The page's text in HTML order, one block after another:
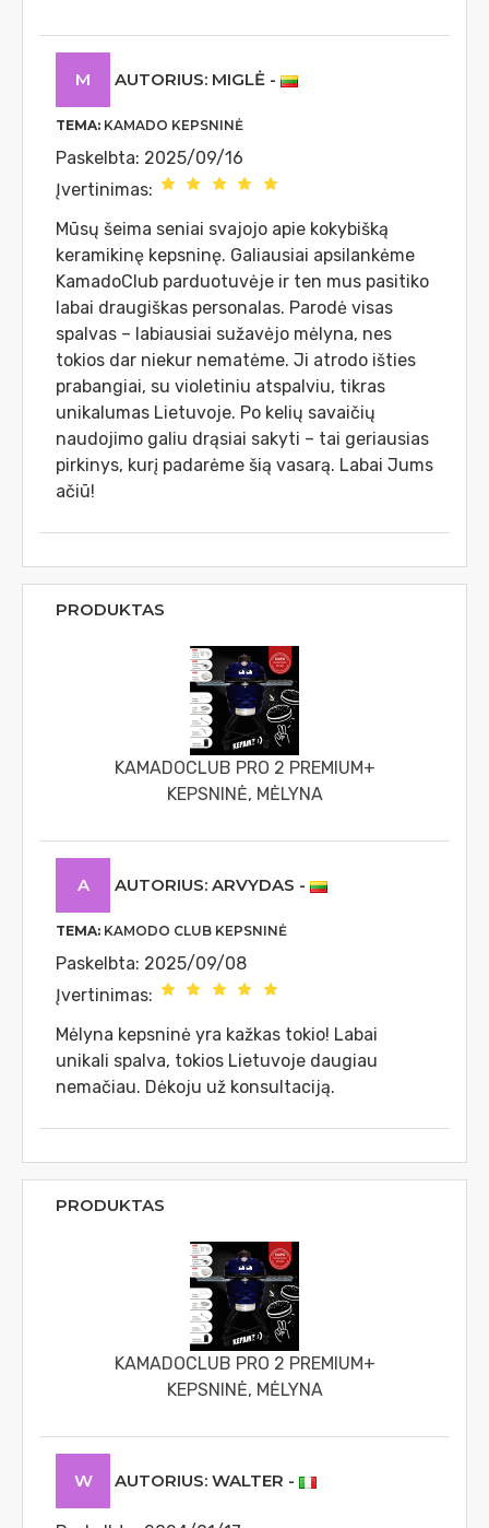
M AUTORIUS: MIGLĖ -
TEMA: KAMADO KEPSNINĖ
Paskelbta: 2025/09/16
Įvertinimas:
Mūsų šeima seniai svajojo apie kokybišką
keramikinę kepsninę. Galiausiai apsilankėme
KamadoClub parduotuvėje ir ten mus pasitiko
labai draugiškas personalas. Parodė visas
spalvas – labiausiai sužavėjo mėlyna, nes
tokios dar niekur nematėme. Ji atrodo išties
prabangiai, su violetiniu atspalviu, tikras
unikalumas Lietuvoje. Po kelių savaičių
naudojimo galiu drąsiai sakyti – tai geriausias
pirkinys, kurį padarėme šią vasarą. Labai Jums
ačiū!
PRODUKTAS
KAMADOCLUB PRO 2 PREMIUM+
KEPSNINĖ, MĖLYNA
A AUTORIUS: ARVYDAS -
TEMA: KAMODO CLUB KEPSNINĖ
Paskelbta: 2025/09/08
Įvertinimas:
Mėlyna kepsninė yra kažkas tokio! Labai
unikali spalva, tokios Lietuvoje daugiau
nemačiau. Dėkoju už konsultaciją.
PRODUKTAS
KAMADOCLUB PRO 2 PREMIUM+
KEPSNINĖ, MĖLYNA
W AUTORIUS: WALTER -